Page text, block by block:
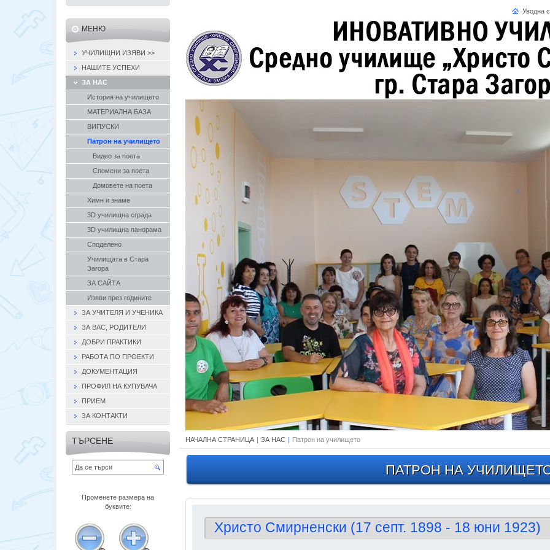
НАЧАЛНА СТРАНИЦА ЗА НАС Патрон на училището
ПАТРОН НА
Христо Смирненски (17 септ. 1898 - 18 юни 1923)
МЕНЮ
УЧИЛИЩНИ ИЗЯВИ >>
НАШИТЕ УСПЕХИ
ЗА НАС
История на училището
МАТЕРИАЛНА БАЗА
ВИПУСКИ
Патрон на училището
Видео за поета
Спомени за поета
Домовете на поета
Химн и знаме
3D училищна сграда
3D училищна панорама
Споделено
Училищата в Стара
Загора
ЗА САЙТА
Изяви през годините
ЗА УЧИТЕЛЯ И УЧЕНИКА
ЗА ВАС, РОДИТЕЛИ
ДОБРИ ПРАКТИКИ
РАБОТА ПО ПРОЕКТИ
ДОКУМЕНТАЦИЯ
ПРОФИЛ НА КУПУВАЧА
ПРИЕМ
ЗА КОНТАКТИ
ТЪРСЕНЕ
Променете размера на
буквите:
Уводна